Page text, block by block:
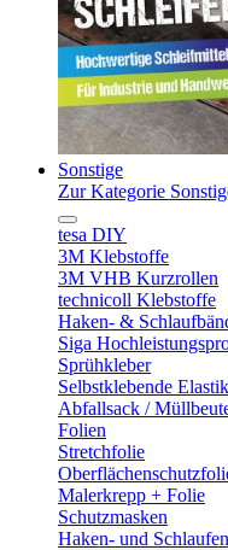
Sonstige
Zur Kategorie
tesa DIY
3M Klebstoffe
3M VHB Kurzrollen
technicoll Klebstoffe
Haken- &
Siga
Sprühkleber
Selbstklebende
Abfallsack /
Folien
Stretchfolie
Malerkrepp + Folie
Schutzmasken
Haken- und